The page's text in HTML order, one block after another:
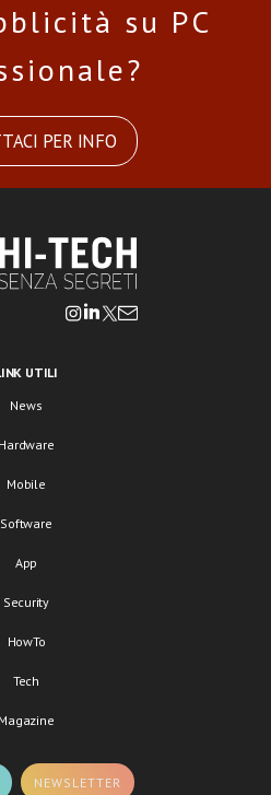
su PC
PER INFO
UTILI
News
Hardware
Mobile
Software
App
Security
HowTo
Tech
Magazine
NEWSLETTER